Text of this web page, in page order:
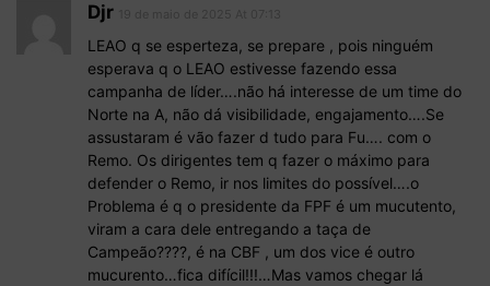
Djr
LEAO q se esperteza, se prepare , pois ninguém
esperava q o LEAO estivesse fazendo essa
campanha de líder….não há interesse de um time do
Norte na A, não dá visibilidade, engajamento….Se
assustaram é vão fazer d tudo para Fu…. com o
Remo. Os dirigentes tem q fazer o máximo para
defender o Remo, ir nos limites do possível….o
Problema é q o presidente da FPF é um mucutento,
viram a cara dele entregando a taça de
Campeão????, é na CBF , um dos vice é outro
mucurento…fica difícil!!!…Mas vamos chegar lá